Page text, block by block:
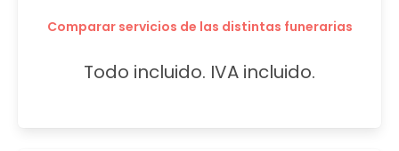
Comparar servicios de las distintas funerarias
Todo incluido. IVA incluido.